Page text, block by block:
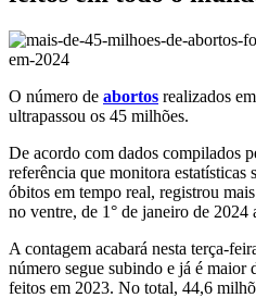
O número de abortos realizados
ultrapassou os 45 milhões.
De acordo com dados compilados
referência que monitora estatísticas
óbitos em tempo real, registrou
no ventre, de 1° de janeiro de 2024
A contagem acabará nesta terça-
número segue subindo e já é maior
feitos em 2023. No total, 44,6